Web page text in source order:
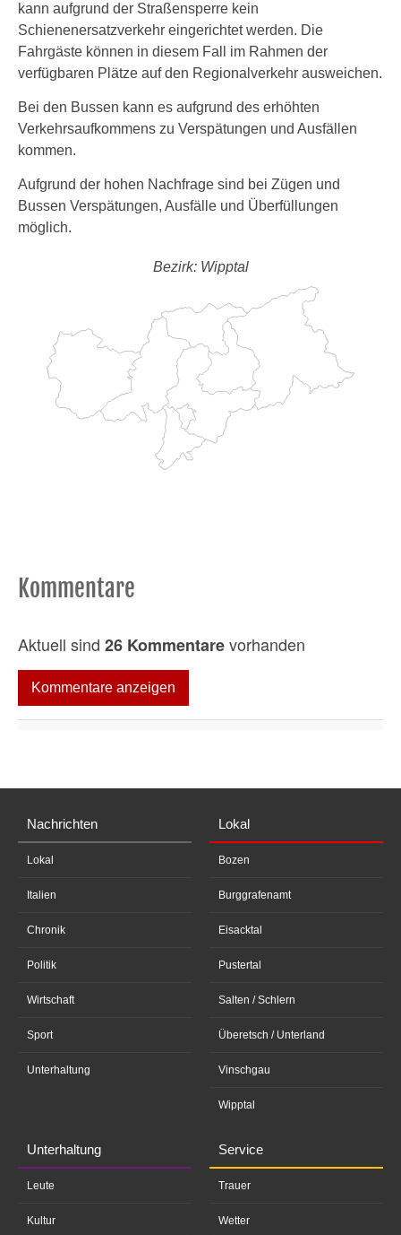
kann aufgrund der Straßensperre kein
Schienenersatzverkehr eingerichtet werden. Die
Fahrgäste können in diesem Fall im Rahmen der
verfügbaren Plätze auf den Regionalverkehr ausweichen.
Bei den Bussen kann es aufgrund des erhöhten
Verkehrsaufkommens zu Verspätungen und Ausfällen
kommen.
Aufgrund der hohen Nachfrage sind bei Zügen und
Bussen Verspätungen, Ausfälle und Überfüllungen
möglich.
Bezirk: Wipptal
Kommentare
Aktuell sind 26 Kommentarevorhanden
Kommentare anzeigen
Nachrichten
Lokal
Italien
Chronik
Politik
Wirtschaft
Sport
Unterhaltung
Lokal
Bozen
Burggrafenamt
Eisacktal
Pustertal
Salten / Schlern
Überetsch / Unterland
Vinschgau
Wipptal
Unterhaltung
Leute
Kultur
Service
Trauer
Wetter